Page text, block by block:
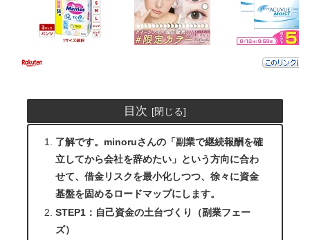
目次
了解です。minoruさんの「副業で継続報酬を確
立してから会社を辞めたい」という方向に合わ
せて、借金リスクを最小化しつつ、徐々に資金
基盤を固めるロードマップにします。
STEP1：自己資金の土台づくり（副業フェー
ズ）